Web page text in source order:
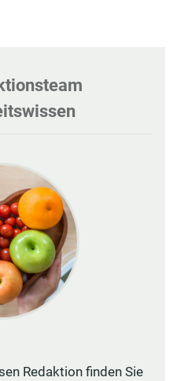
Redaktion finden Sie